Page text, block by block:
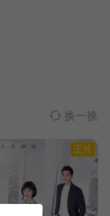
换一换
正片